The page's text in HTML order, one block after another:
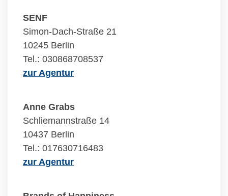
SENF
Simon-Dach-Straße 21
10245 Berlin
Tel.: 030868708537
zur Agentur
Anne Grabs
Schliemannstraße 14
10437 Berlin
Tel.: 017630716483
zur Agentur